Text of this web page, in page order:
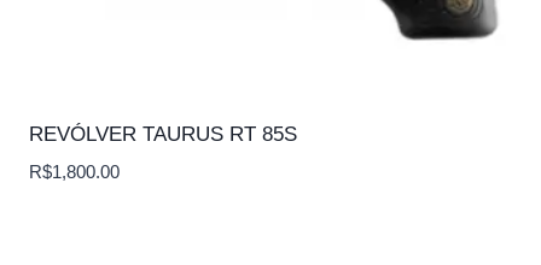
REVÓLVER TAURUS RT 85S
R$1,800.00